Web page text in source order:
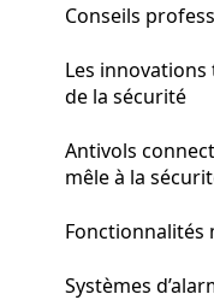
Conseils
Les
de la sécurité
Antivols
mêle à la
Fonctionnalités
Systèmes